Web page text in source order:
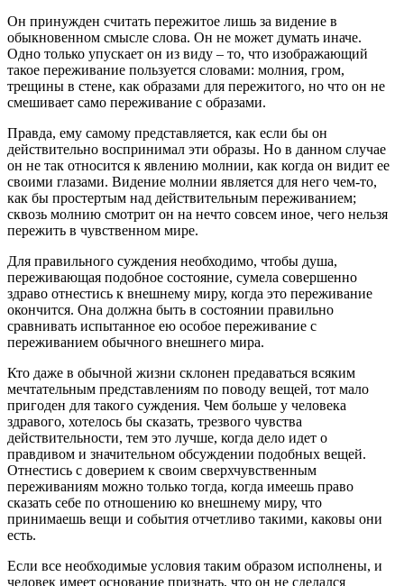
Он принужден считать пережитое лишь за видение в
обыкновенном смысле слова. Он не может думать иначе.
Одно только упускает он из виду – то, что изображающий
такое переживание пользуется словами: молния, гром,
трещины в стене, как образами для пережитого, но что он не
смешивает само переживание с образами.
Правда, ему самому представляется, как если бы он
действительно воспринимал эти образы. Но в данном случае
он не так относится к явлению молнии, как когда он видит ее
своими глазами. Видение молнии является для него чем-то,
как бы простертым над действительным переживанием;
сквозь молнию смотрит он на нечто совсем иное, чего нельзя
пережить в чувственном мире.
Для правильного суждения необходимо, чтобы душа,
переживающая подобное состояние, сумела совершенно
здраво отнестись к внешнему миру, когда это переживание
окончится. Она должна быть в состоянии правильно
сравнивать испытанное ею особое переживание с
переживанием обычного внешнего мира.
Кто даже в обычной жизни склонен предаваться всяким
мечтательным представлениям по поводу вещей, тот мало
пригоден для такого суждения. Чем больше у человека
здравого, хотелось бы сказать, трезвого чувства
действительности, тем это лучше, когда дело идет о
правдивом и значительном обсуждении подобных вещей.
Отнестись с доверием к своим сверхчувственным
переживаниям можно только тогда, когда имеешь право
сказать себе по отношению ко внешнему миру, что
принимаешь вещи и события отчетливо такими, каковы они
есть.
Если все необходимые условия таким образом исполнены, и
человек имеет основание признать, что он не сделался